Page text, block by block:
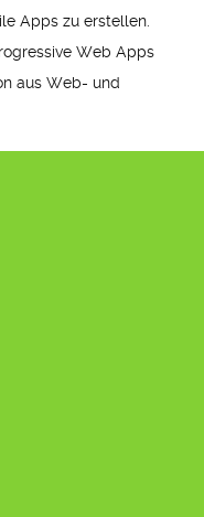
Apps zu erstellen.
Web Apps
aus Web- und